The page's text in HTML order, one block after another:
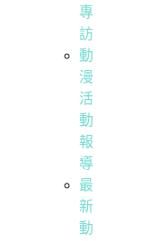
專
訪
動
漫
活
動
報
導
最
新
動